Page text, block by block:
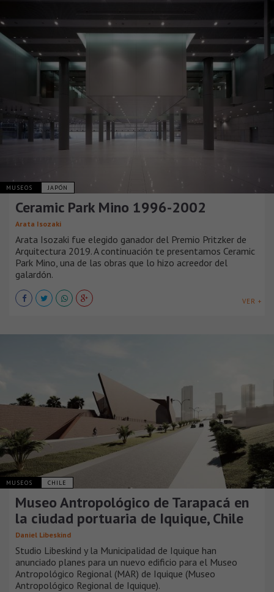
MUSEOS JAPÓN
Ceramic Park Mino 1996-2002
Arata Isozaki
Arata Isozaki fue elegido ganador del Premio Pritzker de
Arquitectura 2019. A continuación te presentamos Ceramic
Park Mino, una de las obras que lo hizo acreedor del
galardón.
VER +
MUSEOS CHILE
Museo Antropológico de Tarapacá en
la ciudad portuaria de Iquique, Chile
Daniel Libeskind
Studio Libeskind y la Municipalidad de Iquique han
anunciado planes para un nuevo edificio para el Museo
Antropológico Regional (MAR) de Iquique (Museo
Antropológico Regional de Iquique).